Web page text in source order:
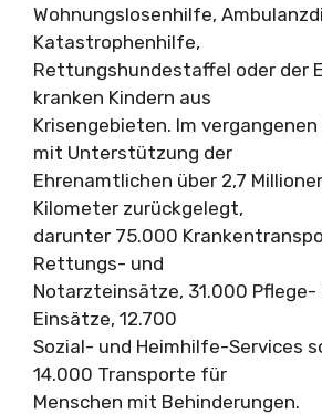
Wohnungslosenhilfe,
Katastrophenhilfe,
Rettungshundestaffel oder der
kranken Kindern aus
Krisengebieten. Im
mit Unterstützung der
Ehrenamtlichen über 2,7
Kilometer zurückgelegt,
darunter 75.000
Rettungs- und
Notarzteinsätze, 31.000 Pflege-
Einsätze, 12.700
Sozial- und Heimhilfe-Services
14.000 Transporte für
Menschen mit Behinderungen.